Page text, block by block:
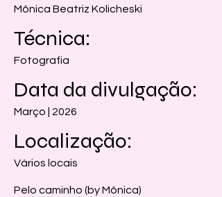
Mônica Beatriz Kolicheski
Técnica:
Fotografia
Data da divulgação:
Março | 2026
Localização:
Vários locais
Pelo caminho (by Mônica)